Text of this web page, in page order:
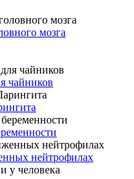
мозга
чайников
нейтрофилах